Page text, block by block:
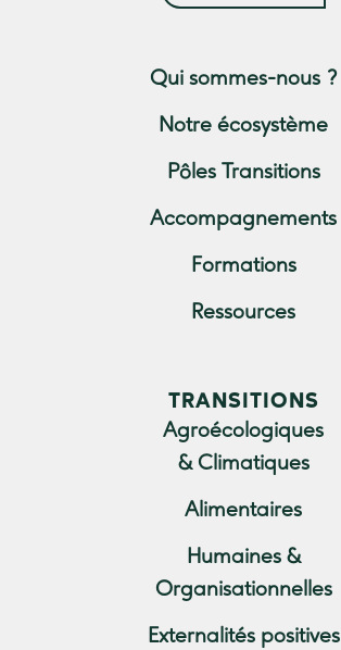
Qui sommes-nous ?
Notre écosystème
Pôles Transitions
Accompagnements
Formations
Ressources
TRANSITIONS
Agroécologiques
& Climatiques
Alimentaires
Humaines &
Organisationnelles
Externalités positives